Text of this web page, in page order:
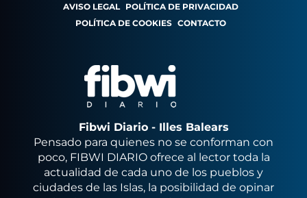
AVISO LEGAL POLÍTICA DE PRIVACIDAD
POLÍTICA DE COOKIES CONTACTO
Fibwi Diario - Illes Balears
Pensado para quienes no se conforman con
poco, FIBWI DIARIO ofrece al lector toda la
actualidad de cada uno de los pueblos y
ciudades de las Islas, la posibilidad de opinar